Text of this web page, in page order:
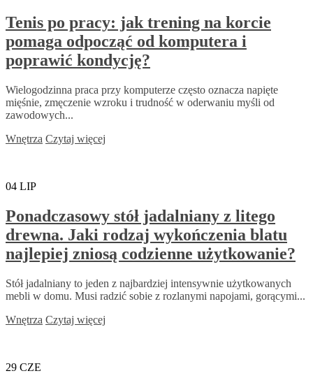
Tenis po pracy: jak trening na korcie
pomaga odpocząć od komputera i
poprawić kondycję?
Wielogodzinna praca przy komputerze często oznacza napięte
mięśnie, zmęczenie wzroku i trudność w oderwaniu myśli od
zawodowych...
Wnętrza Czytaj więcej
04 LIP
Ponadczasowy stół jadalniany z litego
drewna. Jaki rodzaj wykończenia blatu
najlepiej zniosą codzienne użytkowanie?
Stół jadalniany to jeden z najbardziej intensywnie użytkowanych
mebli w domu. Musi radzić sobie z rozlanymi napojami, gorącymi...
Wnętrza Czytaj więcej
29 CZE